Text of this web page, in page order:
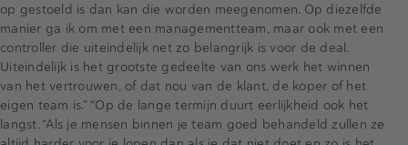
op gestoeld is dan kan die worden meegenomen. Op diezelfde
manier ga ik om met een managementteam, maar ook met een
controller die uiteindelijk net zo belangrijk is voor de deal.
Uiteindelijk is het grootste gedeelte van ons werk het winnen
van het vertrouwen, of dat nou van de klant, de koper of het
eigen team is.” “Op de lange termijn duurt eerlijkheid ook het
langst. “Als je mensen binnen je team goed behandeld zullen ze